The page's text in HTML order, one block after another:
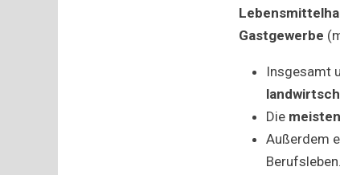
Gastgewerbe
Insgesamt
Die
Außerdem
Berufsleben.